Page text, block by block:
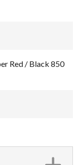
Red / Black 850